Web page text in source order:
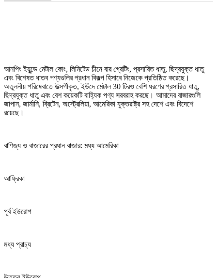
আনপিং ইয়ুন্ডে মেটাল কোং, লিমিটেড চীনে বার গ্রেটিং, প্রসারিত ধাতু, ছিদ্রযুক্ত ধাতু
এবং বিশেষত ধাতব পণ্যগুলির প্রধান বিকল্প হিসাবে নিজেকে প্রতিষ্ঠিত করেছে।
অতুলনীয় পরিষেবাতে উত্সর্গীকৃত, ইউঁদে মেটাল 30 টিরও বেশি ধরণের প্রসারিত ধাতু,
ছিদ্রযুক্ত ধাতু এবং বেশ কয়েকটি বাহ্যিক পণ্য সরবরাহ করছে। আমাদের বাজারগুলি
জাপান, জার্মানি, ব্রিটেন, অস্ট্রেলিয়া, আমেরিকা যুক্তরাষ্ট্র সহ দেশে এবং বিদেশে
রয়েছে।
বাণিজ্য ও বাজারের প্রধান বাজার: মধ্য আমেরিকা
আফ্রিকা
পূর্ব ইউরোপ
মধ্য প্রাচ্য